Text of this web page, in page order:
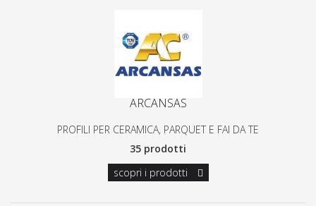
ARCANSAS
PROFILI PER CERAMICA, PARQUET E FAI DA TE
35 prodotti
scopri i prodotti